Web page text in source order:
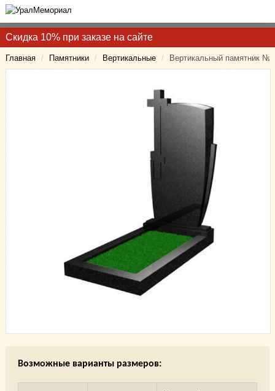
Скидка 10% при заказе на сайте
Главная / Памятники / Вертикальные / Вертикальный памятник №
Возможные варианты размеров: